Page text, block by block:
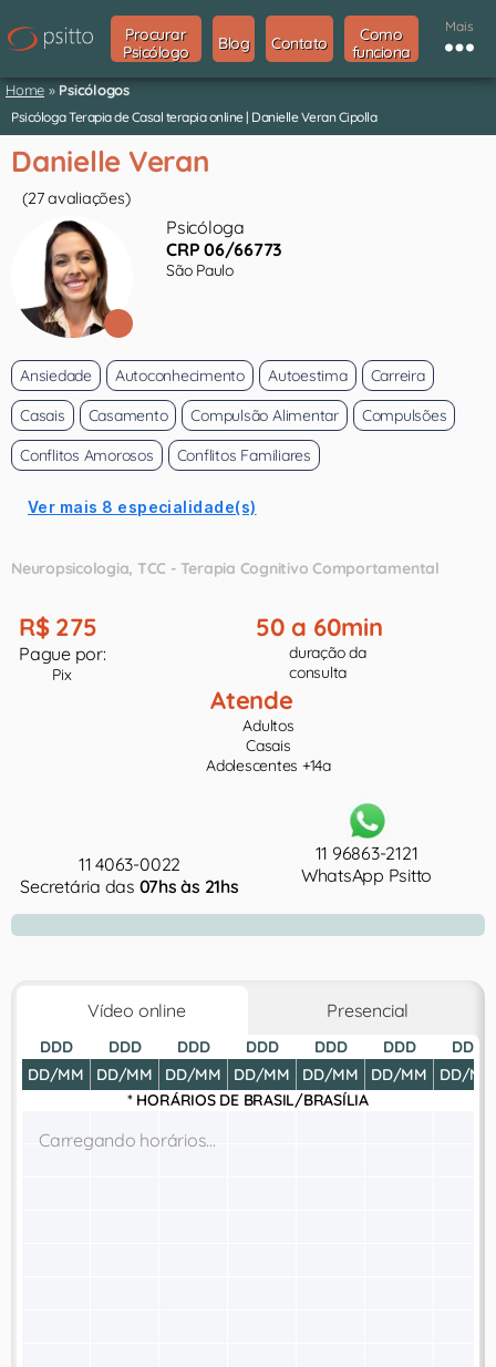
Procurar
Psicólogo
Blog Contato
Como
funciona
Mais
Home » Psicólogos
Psicóloga Terapia de Casal terapia online | Danielle Veran Cipolla
Danielle Veran
(27 avaliações)
Psicóloga
CRP 06/66773
São Paulo
Ansiedade Autoconhecimento Autoestima
Carreira
Casais
Casamento Compulsão Alimentar
Compulsões
Conflitos Amorosos
Conflitos Familiares
Ver mais 8 especialidade(s)
Neuropsicologia TCC - Terapia Cognitivo Comportamental
R$ 275
Pague por:
Pix
50 a 60min
duração da
consulta
Atende
Adultos
Casais
Adolescentes +14a
11 4063-0022
Secretária das 07hs às 21hs
11 96863-2121
WhatsApp Psitto
Vídeo online Presencial
DDD
DD/MM
DDD
DD/MM
DDD
DD/MM
DDD
DD/MM
DDD
DD/MM
DDD
DD/MM
DDD
DD/MM
* HORÁRIOS DE BRASIL/BRASÍLIA
Carregando horários...